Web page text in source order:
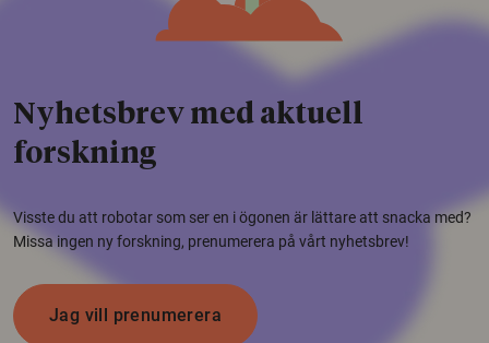
Nyhetsbrev med aktuell
forskning
Visste du att robotar som ser en i ögonen är lättare att snacka med?
Missa ingen ny forskning, prenumerera på vårt nyhetsbrev!
Jag vill prenumerera